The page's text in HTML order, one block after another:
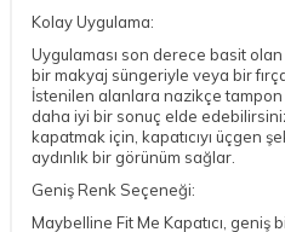
Kolay Uygulama:
Uygulaması son derece basit olan
bir makyaj süngeriyle veya bir
İstenilen alanlara nazikçe
daha iyi bir sonuç elde
kapatmak için, kapatıcıyı üçgen
aydınlık bir görünüm sağlar.
Geniş Renk Seçeneği:
Maybelline Fit Me Kapatıcı,